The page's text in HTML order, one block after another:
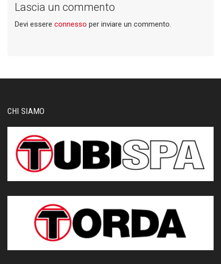
Lascia un commento
Devi essere connesso per inviare un commento.
CHI SIAMO